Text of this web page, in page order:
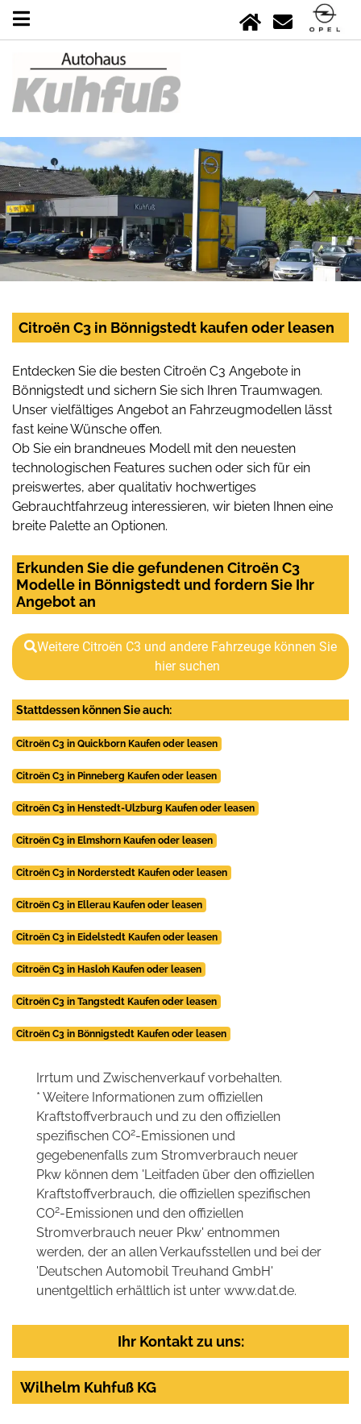
Citroën C3 in Bönnigstedt kaufen oder leasen
Entdecken Sie die besten Citroën C3 Angebote in
Bönnigstedt und sichern Sie sich Ihren Traumwagen.
Unser vielfältiges Angebot an Fahrzeugmodellen lässt
fast keine Wünsche offen.
Ob Sie ein brandneues Modell mit den neuesten
technologischen Features suchen oder sich für ein
preiswertes, aber qualitativ hochwertiges
Gebrauchtfahrzeug interessieren, wir bieten Ihnen eine
breite Palette an Optionen.
Erkunden Sie die gefundenen Citroën C3
Modelle in Bönnigstedt und fordern Sie Ihr
Angebot an
Weitere Citroën C3 und andere Fahrzeuge können Sie
hier suchen
Stattdessen können Sie auch:
Citroën C3 in Quickborn Kaufen oder leasen
Citroën C3 in Pinneberg Kaufen oder leasen
Citroën C3 in Henstedt-Ulzburg Kaufen oder leasen
Citroën C3 in Elmshorn Kaufen oder leasen
Citroën C3 in Norderstedt Kaufen oder leasen
Citroën C3 in Ellerau Kaufen oder leasen
Citroën C3 in Eidelstedt Kaufen oder leasen
Citroën C3 in Hasloh Kaufen oder leasen
Citroën C3 in Tangstedt Kaufen oder leasen
Citroën C3 in Bönnigstedt Kaufen oder leasen
Irrtum und Zwischenverkauf vorbehalten.
* Weitere Informationen zum offiziellen
Kraftstoffverbrauch und zu den offiziellen
spezifischen CO2-Emissionen und
gegebenenfalls zum Stromverbrauch neuer
Pkw können dem 'Leitfaden über den offiziellen
Kraftstoffverbrauch, die offiziellen spezifischen
CO2-Emissionen und den offiziellen
Stromverbrauch neuer Pkw' entnommen
werden, der an allen Verkaufsstellen und bei der
'Deutschen Automobil Treuhand GmbH'
unentgeltlich erhältlich ist unter www.dat.de.
Ihr Kontakt zu uns:
Wilhelm Kuhfuß KG